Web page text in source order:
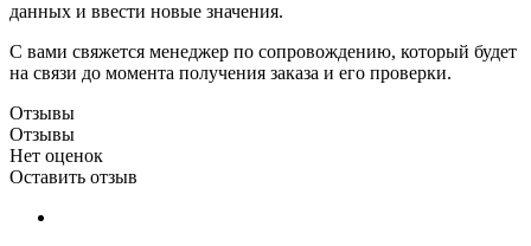
данных и ввести новые значения.
С вами свяжется менеджер по сопровождению, который будет
на связи до момента получения заказа и его проверки.
Отзывы
Отзывы
Нет оценок
Оставить отзыв